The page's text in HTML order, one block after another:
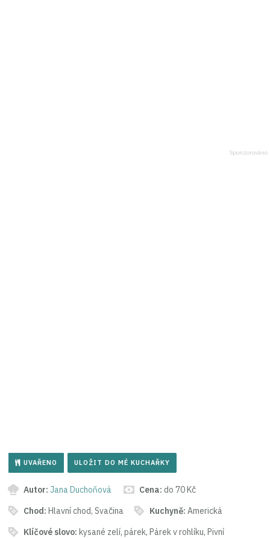
UVAŘENO ULOŽIT DO MÉ KUCHAŘKY
Autor:Jana Duchoňová Cena:do 70 Kč
Chod:Hlavní chod, Svačina Kuchyně:Americká
Klíčové slovo:kysané zelí, párek, Párek v rohlíku, Pivní